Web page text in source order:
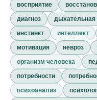
восприятие
диагноз
дыхательная
инстинкт
интеллект
мотивация
невроз
организм человека
потребности
психоанализ